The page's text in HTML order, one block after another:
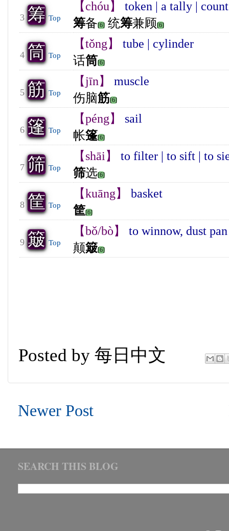
3 筹 Top
【chóu】
token | a tally |
筹备[6] 统筹兼顾[6]
4 筒 Top
【tǒng】
tube | cylinder
话筒[6]
5 筋 Top
【jīn】
muscle
伤脑筋[6]
6 篷 Top
【péng】
sail
帐篷[6]
7 筛 Top
【shāi】
to filter | to sift | to
筛选[6]
8 筐 Top
【kuāng】
basket
筐[6]
9 簸 Top
【bǒ/bò】
to winnow, dust
颠簸[6]
Posted by 每日中文
Newer Post
SEARCH THIS BLOG